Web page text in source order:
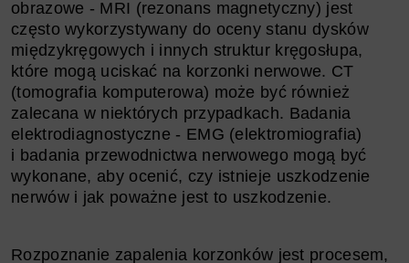
obrazowe - MRI (rezonans magnetyczny) jest
często wykorzystywany do oceny stanu dysków
międzykręgowych i innych struktur kręgosłupa,
które mogą uciskać na korzonki nerwowe. CT
(tomografia komputerowa) może być również
zalecana w niektórych przypadkach. Badania
elektrodiagnostyczne - EMG (elektromiografia)
i badania przewodnictwa nerwowego mogą być
wykonane, aby ocenić, czy istnieje uszkodzenie
nerwów i jak poważne jest to uszkodzenie.
Rozpoznanie zapalenia korzonków jest procesem,